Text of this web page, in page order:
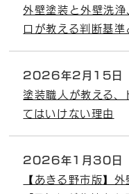
外壁塗装と外壁洗
ロが教える判断基
2026年2月15日
塗装職人が教える
てはいけない理由
2026年1月30日
【あきる野市版】